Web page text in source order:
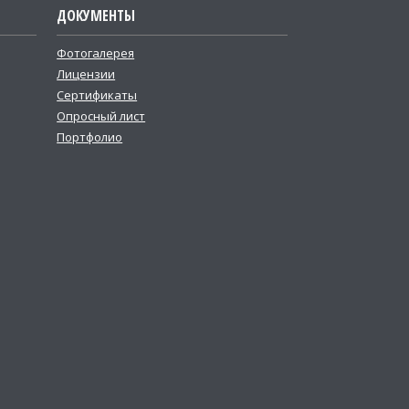
ДОКУМЕНТЫ
Фотогалерея
Лицензии
Сертификаты
Опросный лист
Портфолио